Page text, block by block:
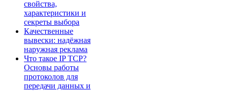
свойства,
характеристики и
секреты выбора
Качественные
вывески: надёжная
наружная реклама
Что такое IP TCP?
Основы работы
протоколов для
передачи данных и